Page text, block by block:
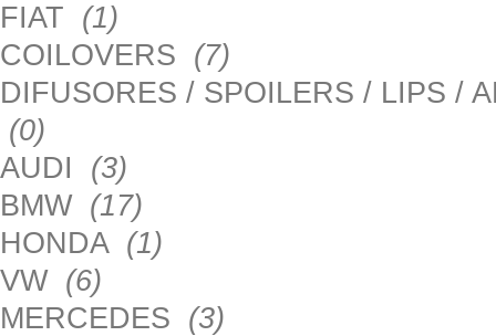
FIAT (1)
COILOVERS (7)
DIFUSORES / SPOILERS / LIPS /
(0)
AUDI (3)
BMW (17)
HONDA (1)
VW (6)
MERCEDES (3)